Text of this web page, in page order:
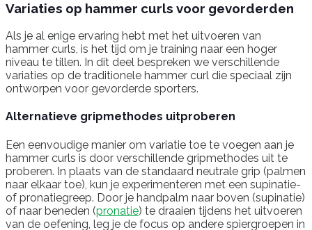
Variaties op hammer curls voor gevorderden
Als je al enige ervaring hebt met het uitvoeren van
hammer curls, is het tijd om je training naar een hoger
niveau te tillen. In dit deel bespreken we verschillende
variaties op de traditionele hammer curl die speciaal zijn
ontworpen voor gevorderde sporters.
Alternatieve gripmethodes uitproberen
Een eenvoudige manier om variatie toe te voegen aan je
hammer curls is door verschillende gripmethodes uit te
proberen. In plaats van de standaard neutrale grip (palmen
naar elkaar toe), kun je experimenteren met een supinatie-
of pronatiegreep. Door je handpalm naar boven (supinatie)
of naar beneden (pronatie) te draaien tijdens het uitvoeren
van de oefening, leg je de focus op andere spiergroepen in